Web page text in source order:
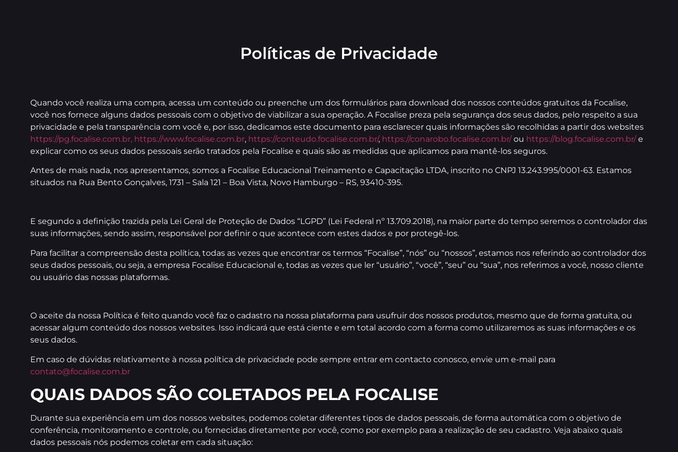
Políticas de Privacidade
Quando você realiza uma compra, acessa um conteúdo ou preenche um dos formulários para download dos nossos conteúdos gratuitos da Focalise,
você nos fornece alguns dados pessoais com o objetivo de viabilizar a sua operação. A Focalise preza pela segurança dos seus dados, pelo respeito a sua
privacidade e pela transparência com você e, por isso, dedicamos este documento para esclarecer quais informações são recolhidas a partir dos websites
https://pg.focalise.com.br, https://www.focalise.com.br, https://conteudo.focalise.com.br/, https://conarobo.focalise.com.br/ou https://blog.focalise.com.br/e
explicar como os seus dados pessoais serão tratados pela Focalise e quais são as medidas que aplicamos para mantê-los seguros.
Antes de mais nada, nos apresentamos, somos a Focalise Educacional Treinamento e Capacitação LTDA, inscrito no CNPJ 13.243.995/0001-63. Estamos
situados na Rua Bento Gonçalves, 1731 – Sala 121 – Boa Vista, Novo Hamburgo – RS, 93410-395.
E segundo a definição trazida pela Lei Geral de Proteção de Dados “LGPD” (Lei Federal nº 13.709.2018), na maior parte do tempo seremos o controlador das
suas informações, sendo assim, responsável por definir o que acontece com estes dados e por protegê-los.
Para facilitar a compreensão desta política, todas as vezes que encontrar os termos “Focalise”, “nós” ou “nossos”, estamos nos referindo ao controlador dos
seus dados pessoais, ou seja, a empresa Focalise Educacional e, todas as vezes que ler “usuário”, “você”, “seu” ou “sua”, nos referimos a você, nosso cliente
ou usuário das nossas plataformas.
O aceite da nossa Política é feito quando você faz o cadastro na nossa plataforma para usufruir dos nossos produtos, mesmo que de forma gratuita, ou
acessar algum conteúdo dos nossos websites. Isso indicará que está ciente e em total acordo com a forma como utilizaremos as suas informações e os
seus dados.
Em caso de dúvidas relativamente à nossa política de privacidade pode sempre entrar em contacto conosco, envie um e-mail para
contato@focalise.com.br
QUAIS DADOS SÃO COLETADOS PELA FOCALISE
Durante sua experiência em um dos nossos websites, podemos coletar diferentes tipos de dados pessoais, de forma automática com o objetivo de
conferência, monitoramento e controle, ou fornecidas diretamente por você, como por exemplo para a realização de seu cadastro. Veja abaixo quais
dados pessoais nós podemos coletar em cada situação: